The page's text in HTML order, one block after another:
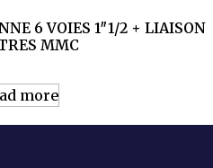
6 VOIES 1″1/2 + LIAISON
MMC
more